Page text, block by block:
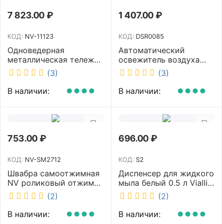
7 823.00₽
КОД: NV-11123
Одноведерная
металлическая тележка
с отжимом и корзинкой
под химию NV 23 л NV-
11123
(3)
В наличии:
1 407.00₽
КОД: DSR0085
Автоматический
освежитель воздуха
DISCOVER белый
DSR0085
(3)
В наличии:
753.00₽
КОД: NV-SM2712
Швабра самоотжимная
NV роликовый отжим
насадка PVA 27 см
телескопическая
рукоятка 70-125 см NV-
SM2712
(2)
В наличии:
696.00₽
КОД: S2
Диспенсер для жидкого
мыла белый 0.5 л Vialli
S2
(2)
В наличии: